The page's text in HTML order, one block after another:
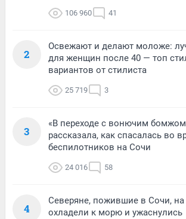
106 960 41
2
Освежают и делают моложе:
для женщин после 40 — топ
вариантов от стилиста
25 719 3
3
«В переходе с вонючим
рассказала, как спасалась во
беспилотников на Сочи
24 016 58
4
Северяне, пожившие в Сочи, на
охладели к морю и ужаснулись